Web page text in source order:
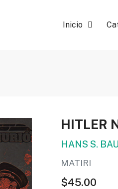
Inicio
HITLER
HANS S.
MATIRI
$45.00